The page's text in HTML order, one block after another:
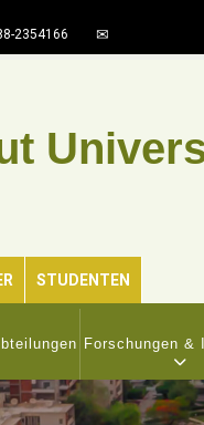
2354166
STUDENTEN
Forschungen &